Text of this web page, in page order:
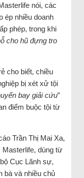
nói, các
ép nhiều doanh
phép, trong khi
cho hũ đựng tro
cho biết, chiều
bị xét xử tội
bay giải cứu”
điểm buộc tội từ
Trần Thị Mai Xa,
dùng từ
Cục Lãnh sự,
bà và nhiều chủ